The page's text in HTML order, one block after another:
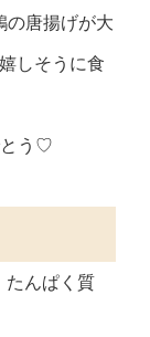
の唐揚げが大
しそうに食
とう♡
たんぱく質